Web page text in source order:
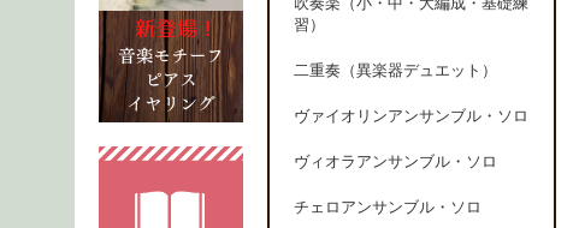
吹奏楽（小・中・大編成・基礎練
習）
二重奏（異楽器デュエット）
ヴァイオリンアンサンブル・ソロ
ヴィオラアンサンブル・ソロ
チェロアンサンブル・ソロ